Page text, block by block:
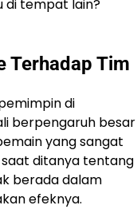
di tempat lain?
Terhadap Tim
di
berpengaruh besar
yang sangat
saat ditanya tentang
berada dalam
efeknya.